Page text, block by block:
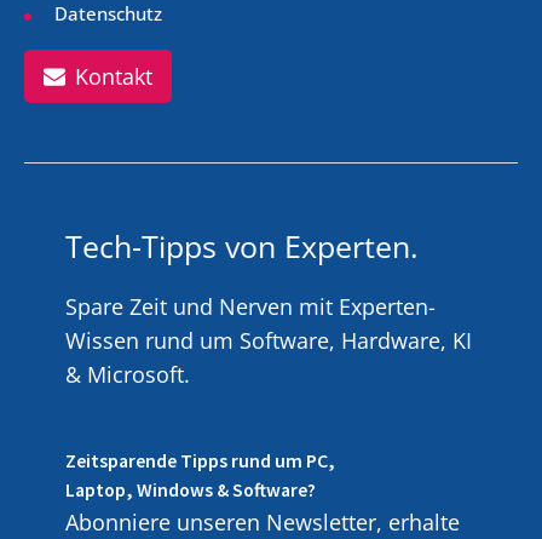
Datenschutz
Kontakt
Tech-Tipps von Experten.
Spare Zeit und Nerven mit Experten-
Wissen rund um Software, Hardware, KI
& Microsoft.
Zeitsparende Tipps rund um PC,
Laptop, Windows & Software?
Abonniere unseren Newsletter, erhalte